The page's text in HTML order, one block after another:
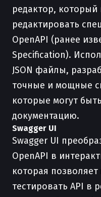
редактор, который
редактировать
OpenAPI (ранее
Specification).
JSON файлы,
точные и мощные
которые могут
документацию.
Swagger UI
Swagger UI
OpenAPI в
которая
тестировать API в